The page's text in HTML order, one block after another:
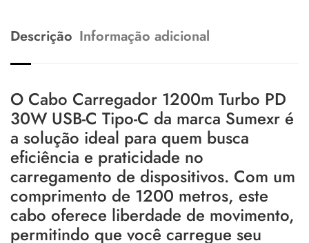
Descrição Informação adicional
O Cabo Carregador 1200m Turbo PD
30W USB-C Tipo-C da marca Sumexr é
a solução ideal para quem busca
eficiência e praticidade no
carregamento de dispositivos. Com um
comprimento de 1200 metros, este
cabo oferece liberdade de movimento,
permitindo que você carregue seu